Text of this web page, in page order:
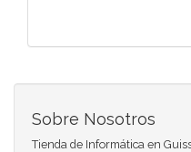
Sobre Nosotros
Tienda de Informática en